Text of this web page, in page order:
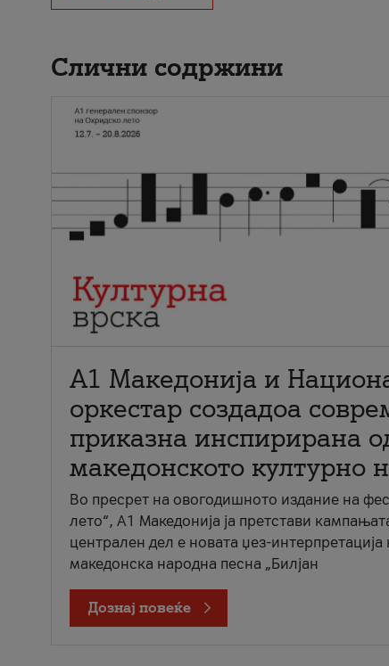
Слични содржини
А1 Македонија и
оркестар создадоа
приказна инспирирана
македонското културно
Во пресрет на овогодишното издание на
лето“, А1 Македонија ја претстави
централен дел е новата џез-интерпретација
македонска народна песна „Билјан
Дознај повеќе